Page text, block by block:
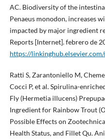
AC. Biodiversity of the
Penaeus monodon, increases
impacted by major ingredient
Reports [Internet]. febrero de
https://
Ratti S, Zarantoniello M,
Cocci P, et al. Spirulina-
Fly (Hermetia illucens)
Ingredient for Rainbow Trout
Possible Effects on
Health Status, and Fillet Qu.